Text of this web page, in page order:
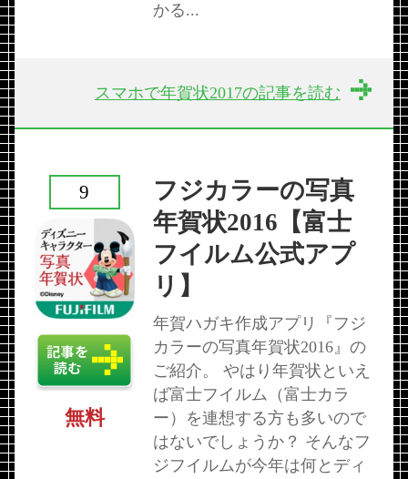
かる...
スマホで年賀状2017の記事を読む
フジカラーの写真
年賀状2016【富士
フイルム公式アプ
リ】
年賀ハガキ作成アプリ『フジ
カラーの写真年賀状2016』の
ご紹介。 やはり年賀状といえ
ば富士フイルム（富士カラ
ー）を連想する方も多いので
はないでしょうか？ そんなフ
ジフイルムが今年は何とディ
9
無料